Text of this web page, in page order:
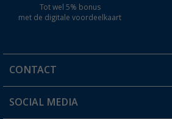
Tot wel 5% bonus
met de digitale voordeelkaart
CONTACT
Een vraag?
SOCIAL MEDIA